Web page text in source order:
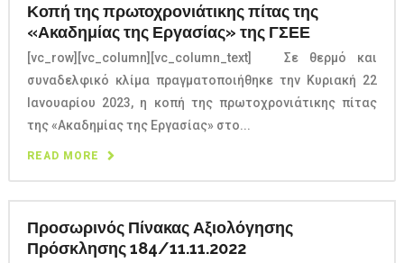
Κοπή της πρωτοχρονιάτικης πίτας της
«Ακαδημίας της Εργασίας» της ΓΣΕΕ
[vc_row][vc_column][vc_column_text] Σε θερμό και
συναδελφικό κλίμα πραγματοποιήθηκε την Κυριακή 22
Ιανουαρίου 2023, η κοπή της πρωτοχρονιάτικης πίτας
της «Ακαδημίας της Εργασίας» στο...
READ MORE
Προσωρινός Πίνακας Αξιολόγησης
Πρόσκλησης 184/11.11.2022